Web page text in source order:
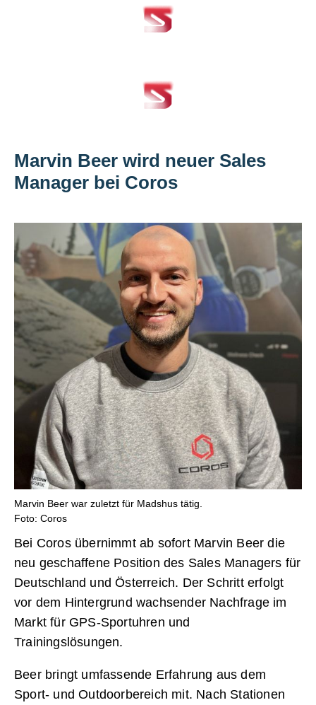
Marvin Beer wird neuer Sales
Manager bei Coros
Marvin Beer war zuletzt für Madshus tätig.
Foto: Coros
Bei Coros übernimmt ab sofort Marvin Beer die
neu geschaffene Position des Sales Managers für
Deutschland und Österreich. Der Schritt erfolgt
vor dem Hintergrund wachsender Nachfrage im
Markt für GPS-Sportuhren und
Trainingslösungen.
Beer bringt umfassende Erfahrung aus dem
Sport- und Outdoorbereich mit. Nach Stationen